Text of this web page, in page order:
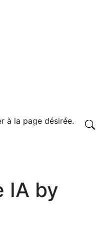
à la page désirée.
IA by